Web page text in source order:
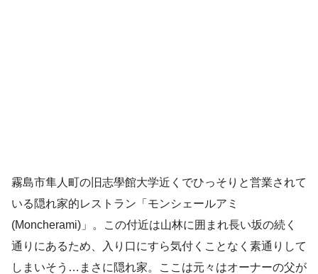
霧島市隼人町の旧志學館大学近くでひっそりと営業されて
いる隠れ家的レストラン「モンシェールアミ
(Moncherami)」。この付近は山林に囲まれ長い坂の続く
通りにあるため、入り口にすら気付くことなく素通りして
しまいそう…まさに隠れ家。ここは元々はオーナーの父が